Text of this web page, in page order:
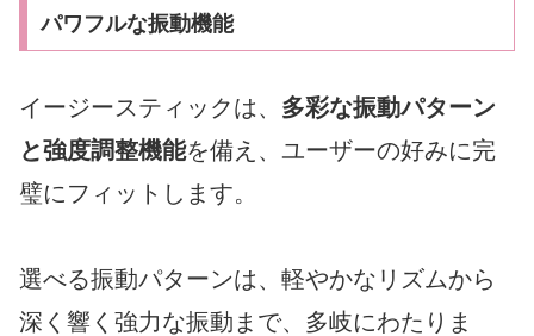
パワフルな振動機能
イージースティックは、 多彩な振動パターン
と強度調整機能を備え、ユーザーの好みに完
璧にフィットします。
選べる振動パターンは、軽やかなリズムから
深く響く強力な振動まで、多岐にわたりま